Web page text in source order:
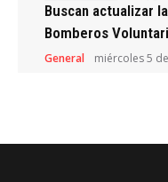
Buscan actualizar
Bomberos
General miércoles 5